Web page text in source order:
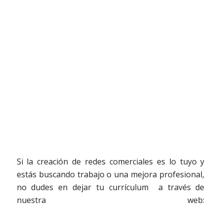
Si la creación de redes comerciales es lo tuyo y
estás buscando trabajo o una mejora profesional,
no dudes en dejar tu currículum a través de
nuestra web: